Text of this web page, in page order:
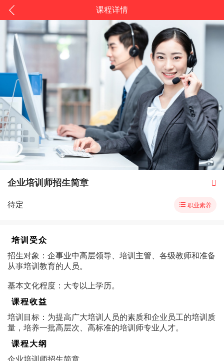
课程详情
企业培训师招生简章 
待定  职业素养
培训受众
招生对象：企事业中高层领导、培训主管、各级教师和准备
从事培训教育的人员。
基本文化程度：大专以上学历。
课程收益
培训目标：为提高广大培训人员的素质和企业员工的培训质
量，培养一批高层次、高标准的培训师专业人才。
课程大纲
企业培训师招生简章